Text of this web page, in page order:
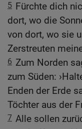
5 Fürchte dich
dort, wo die
von dort, wo sie
Zerstreuten
6 Zum Norden
zum Süden:
Enden der Erde
Töchter aus der
7 Alle sollen